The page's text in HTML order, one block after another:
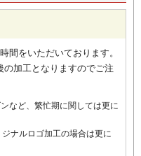
間をいただいております。
の加工となりますのでご注
など、繁忙期に関しては更に
ナルロゴ加工の場合は更に